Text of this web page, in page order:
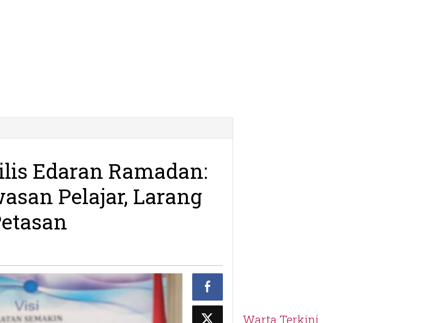
Edaran Ramadan:
Pelajar, Larang
Warta Terkini